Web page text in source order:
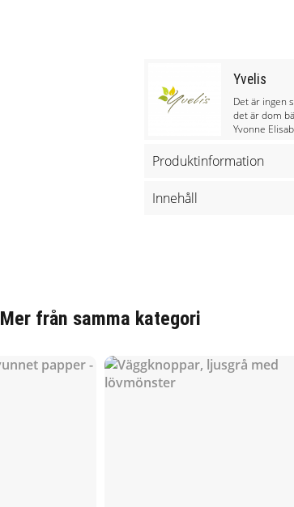
Yvelis
Det är ingen
det är dom
Yvonne
på att
rofylldhet
Produktinformation
Brinntid: Ca 90 timmar
Innehåll
Mer från samma kategori